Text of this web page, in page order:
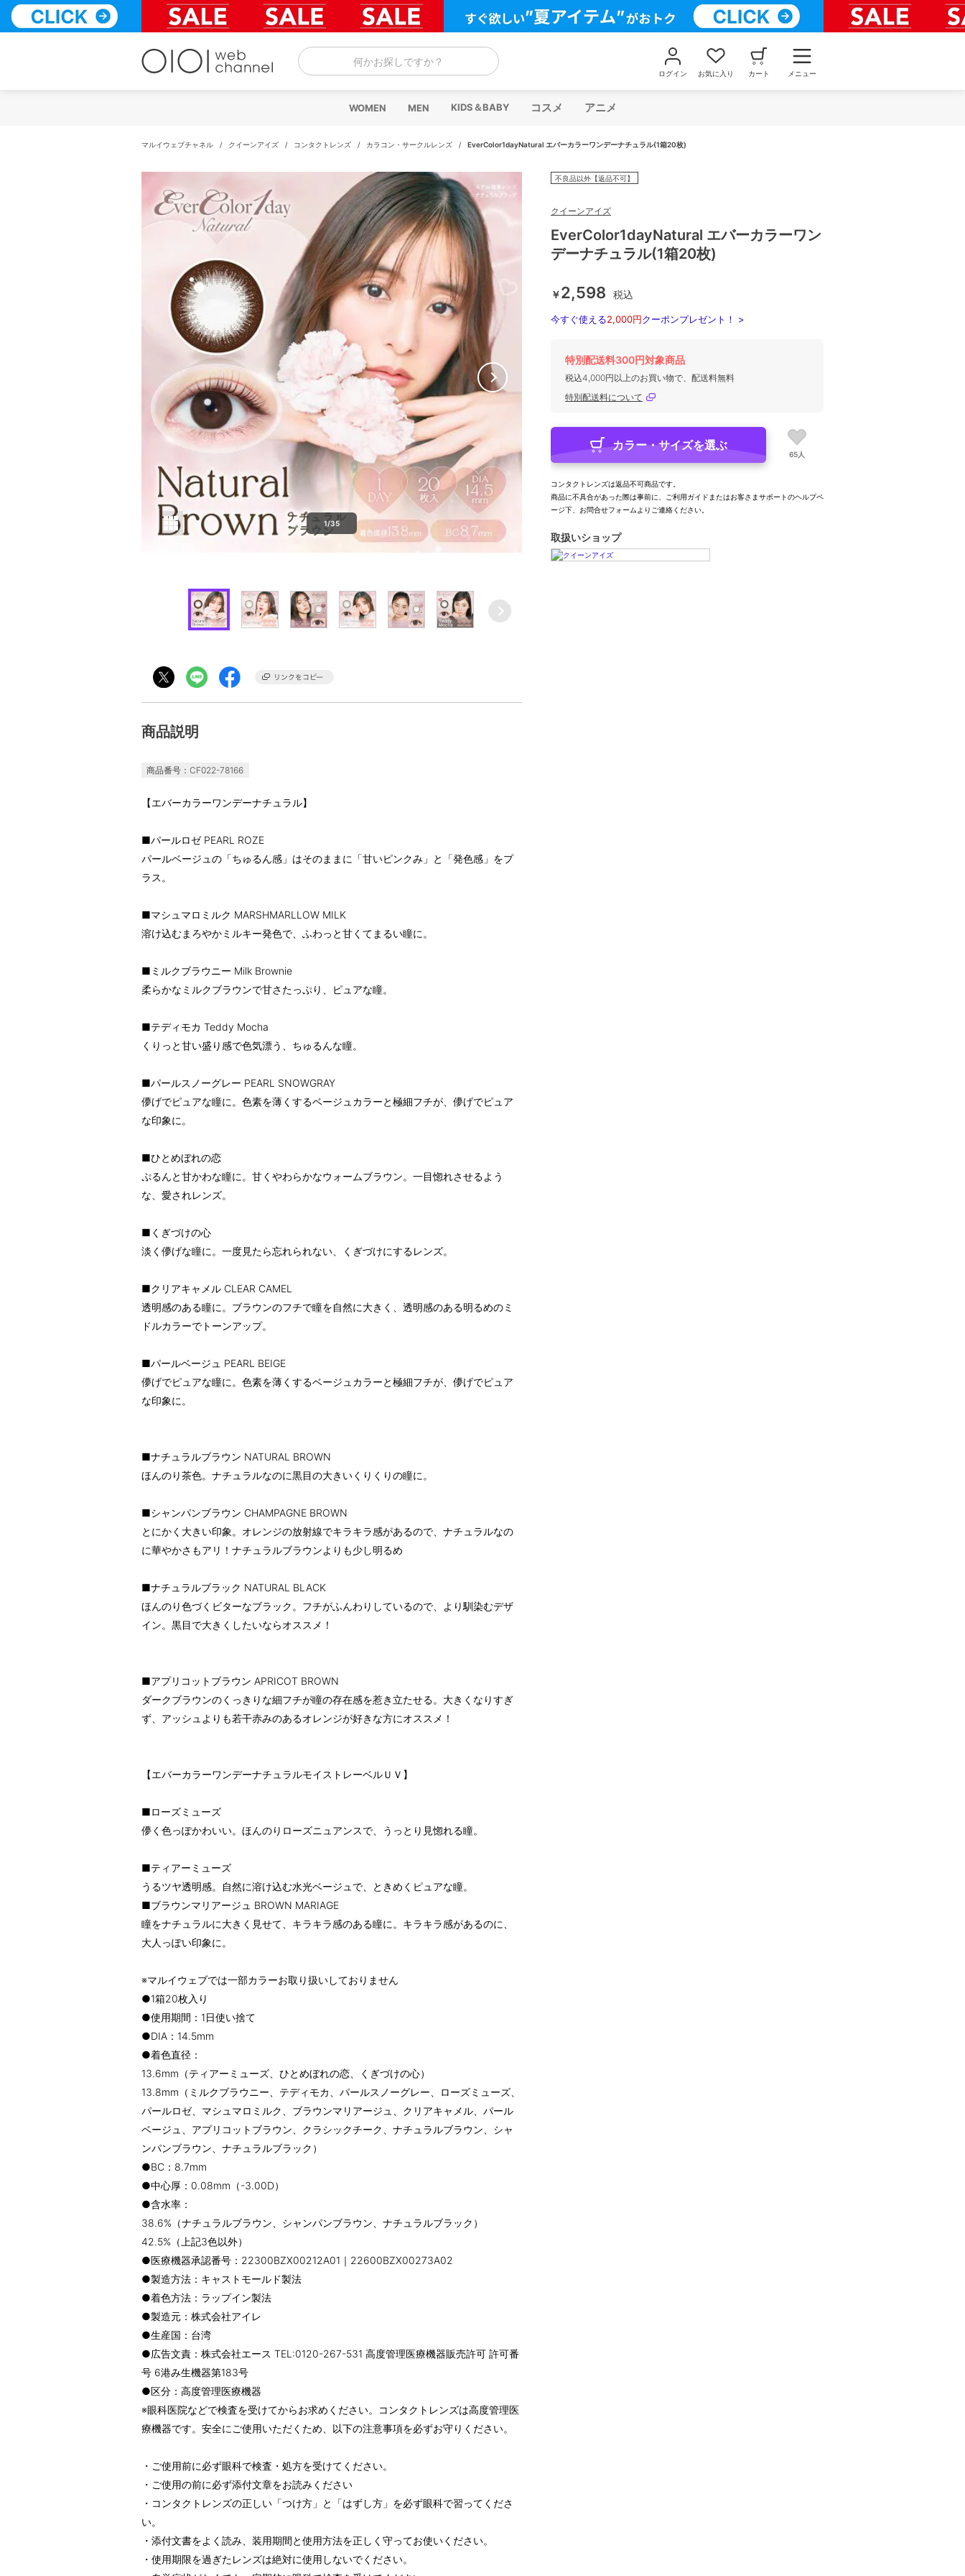
テ
何かお探しですか？
ログイン お気に入り カート メニュー
WOMEN MEN KIDS＆BABY コスメ アニメ
マルイウェブチャネル / クイーンアイズ / コンタクトレンズ / カラコン・サークルレンズ / EverColor1dayNatural エバーカラーワンデーナチュラル(1箱20枚)
1/35
商品説明
商品番号：CF022-78166
【エバーカラーワンデーナチュラル】
■パールロゼ PEARL ROZE
パールベージュの「ちゅるん感」はそのままに「甘いピンクみ」と「発色感」をプ
ラス。
■マシュマロミルク MARSHMARLLOW MILK
溶け込むまろやかミルキー発色で、ふわっと甘くてまるい瞳に。
■ミルクブラウニー Milk Brownie
柔らかなミルクブラウンで甘さたっぷり、ピュアな瞳。
■テディモカ Teddy Mocha
くりっと甘い盛り感で色気漂う、ちゅるんな瞳。
■パールスノーグレー PEARL SNOWGRAY
儚げでピュアな瞳に。色素を薄くするベージュカラーと極細フチが、儚げでピュア
な印象に。
■ひとめぼれの恋
ぷるんと甘かわな瞳に。甘くやわらかなウォームブラウン。一目惚れさせるよう
な、愛されレンズ。
■くぎづけの心
淡く儚げな瞳に。一度見たら忘れられない、くぎづけにするレンズ。
■クリアキャメル CLEAR CAMEL
透明感のある瞳に。ブラウンのフチで瞳を自然に大きく、透明感のある明るめのミ
ドルカラーでトーンアップ。
■パールベージュ PEARL BEIGE
儚げでピュアな瞳に。色素を薄くするベージュカラーと極細フチが、儚げでピュア
な印象に。
■ナチュラルブラウン NATURAL BROWN
ほんのり茶色。ナチュラルなのに黒目の大きいくりくりの瞳に。
■シャンパンブラウン CHAMPAGNE BROWN
とにかく大きい印象。オレンジの放射線でキラキラ感があるので、ナチュラルなの
に華やかさもアリ！ナチュラルブラウンよりも少し明るめ
■ナチュラルブラック NATURAL BLACK
ほんのり色づくビターなブラック。フチがふんわりしているので、より馴染むデザ
イン。黒目で大きくしたいならオススメ！
■アプリコットブラウン APRICOT BROWN
ダークブラウンのくっきりな細フチが瞳の存在感を惹き立たせる。大きくなりすぎ
ず、アッシュよりも若干赤みのあるオレンジが好きな方にオススメ！
【エバーカラーワンデーナチュラルモイストレーベルＵＶ】
■ローズミューズ
儚く色っぽかわいい。ほんのりローズニュアンスで、うっとり見惚れる瞳。
■ティアーミューズ
うるツヤ透明感。自然に溶け込む水光ベージュで、ときめくピュアな瞳。
■ブラウンマリアージュ BROWN MARIAGE
瞳をナチュラルに大きく見せて、キラキラ感のある瞳に。キラキラ感があるのに、
大人っぽい印象に。
※マルイウェブでは一部カラーお取り扱いしておりません
●1箱20枚入り
●使用期間：1日使い捨て
●DIA：14.5mm
●着色直径：
13.6mm（ティアーミューズ、ひとめぼれの恋、くぎづけの心）
13.8mm（ミルクブラウニー、テディモカ、パールスノーグレー、ローズミューズ、
パールロゼ、マシュマロミルク、ブラウンマリアージュ、クリアキャメル、パール
ベージュ、アプリコットブラウン、クラシックチーク、ナチュラルブラウン、シャ
ンパンブラウン、ナチュラルブラック）
●BC：8.7mm
●中心厚：0.08mm（-3.00D）
●含水率：
38.6%（ナチュラルブラウン、シャンパンブラウン、ナチュラルブラック）
42.5%（上記3色以外）
●医療機器承認番号：22300BZX00212A01｜22600BZX00273A02
●製造方法：キャストモールド製法
●着色方法：ラップイン製法
●製造元：株式会社アイレ
●生産国：台湾
●広告文責：株式会社エース TEL:0120-267-531 高度管理医療機器販売許可 許可番
号 6港み生機器第183号
●区分：高度管理医療機器
※眼科医院などで検査を受けてからお求めください。コンタクトレンズは高度管理医
療機器です。安全にご使用いただくため、以下の注意事項を必ずお守りください。
・ご使用前に必ず眼科で検査・処方を受けてください。
・ご使用の前に必ず添付文章をお読みください
・コンタクトレンズの正しい「つけ方」と「はずし方」を必ず眼科で習ってくださ
い。
・添付文書をよく読み、装用期間と使用方法を正しく守ってお使いください。
・使用期限を過ぎたレンズは絶対に使用しないでください。
不良品以外【返品不可】
クイーンアイズ
EverColor1dayNatural エバーカラーワン
デーナチュラル(1箱20枚)
￥2,598 税込
今すぐ使える2,000円クーポンプレゼント！ >
特別配送料300円対象商品
税込4,000円以上のお買い物で、配送料無料
特別配送料について
カラー・サイズを選ぶ
65人
コンタクトレンズは返品不可商品です。
商品に不具合があった際は事前に、ご利用ガイドまたはお客さまサポートのヘルプペ
ージ下、お問合せフォームよりご連絡ください。
取扱いショップ